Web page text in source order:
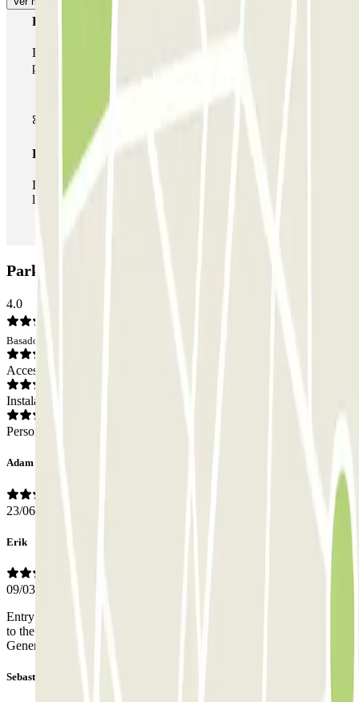
Pase multiparking
Durante tu estancia podrás hacer uso de toda la red de
parkings de este operador disponibles en Parclick.
Pase ilimitado
Durante tu estancia podrás entrar y salir del parking todas
las veces que quieras.
Parking INDIGO Hôtel de Ville: Opiniones
4.0
Basado en 53 opiniones
Acceso
Instalaciones
Personal
Adam
23/06/2026
Erik
09/03/2026
Entry and exit was easy, although you must understand to get close
to the barrier. Lighting works well, but could use an upgrade.
Generally I am satisfied with the service.
Sebastian